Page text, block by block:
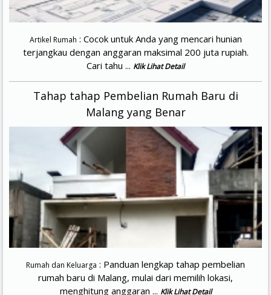
Artikel Rumah : Cocok untuk Anda yang mencari hunian
terjangkau dengan anggaran maksimal 200 juta rupiah.
Cari tahu ... Klik Lihat Detail
Tahap tahap Pembelian Rumah Baru di
Malang yang Benar
Rumah dan Keluarga : Panduan lengkap tahap pembelian
rumah baru di Malang, mulai dari memilih lokasi,
menghitung anggaran ... Klik Lihat Detail